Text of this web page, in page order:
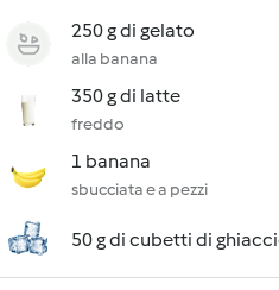
250 g di gelato
alla banana
350 g di latte
freddo
1 banana
sbucciata e a pezzi
50 g di cubetti di